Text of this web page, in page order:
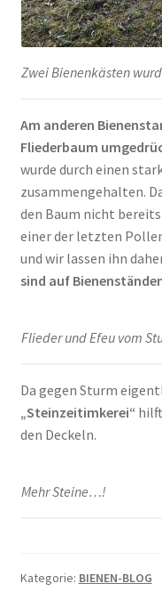
Zwei Bienenkästen
Am anderen
Fliederbaum
wurde durch einen
zusammengehalten.
den Baum nicht
einer der letzten
und wir lassen ihn
sind auf
Flieder und Efeu vom
Da gegen Sturm
„Steinzeitimkerei“
den Deckeln.
Mehr Steine…!
Kategorie: BIENEN-BLOG